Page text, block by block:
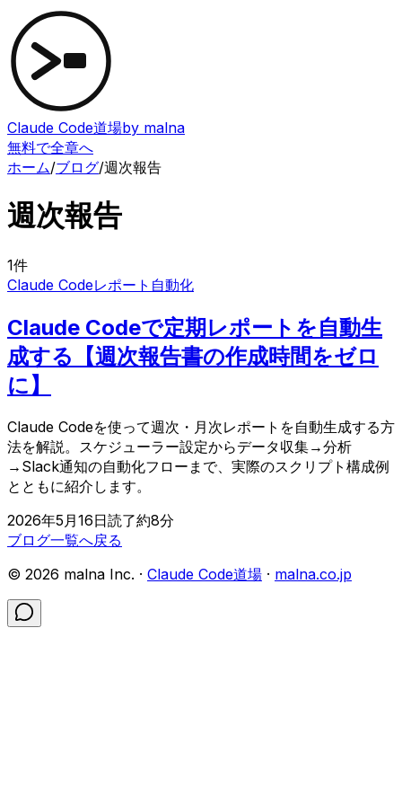
Claude Code道場by malna
無料で全章へ
ホーム/ブログ/週次報告
週次報告
1件
Claude Codeレポート自動化
Claude Codeで定期レポートを自動生
成する【週次報告書の作成時間をゼロ
に】
Claude Codeを使って週次・月次レポートを自動生成する方
法を解説。スケジューラー設定からデータ収集→分析
→Slack通知の自動化フローまで、実際のスクリプト構成例
とともに紹介します。
2026年5月16日読了約8分
ブログ一覧へ戻る
© 2026 malna Inc. · Claude Code道場 · malna.co.jp